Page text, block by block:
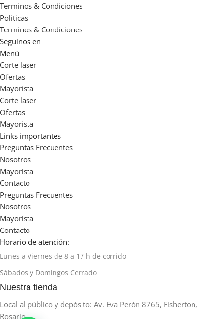
Terminos & Condiciones
Politicas
Terminos & Condiciones
Seguinos en
Menú
Corte laser
Ofertas
Mayorista
Corte laser
Ofertas
Mayorista
Links importantes
Preguntas Frecuentes
Nosotros
Mayorista
Contacto
Preguntas Frecuentes
Nosotros
Mayorista
Contacto
Horario de atención:
Lunes a Viernes de 8 a 17 h de corrido
Sábados y Domingos Cerrado
Nuestra tienda
Local al público y depósito: Av. Eva Perón 8765, Fisherton,
Rosario